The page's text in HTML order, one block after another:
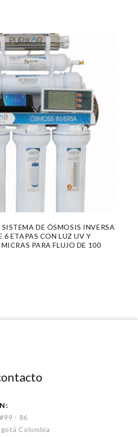
DE ÓSMOSIS INVERSA
6 ETAPAS CON LUZ UV Y
PARA FLUJO DE 100
- 86
Colombia